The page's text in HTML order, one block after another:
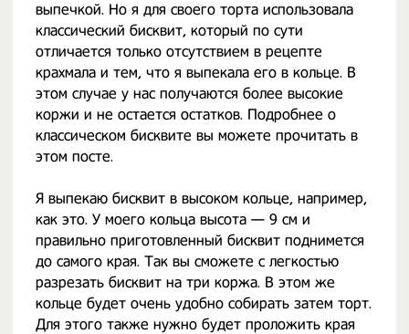
выпечкой. Но я для своего торта использовала
классический бисквит, который по сути
отличается только отсутствием в рецепте
крахмала и тем, что я выпекала его в кольце. В
этом случае у нас получаются более высокие
коржи и не остается остатков. Подробнее о
классическом бисквите вы можете прочитать в
этом посте.
Я выпекаю бисквит в высоком кольце, например,
как это. У моего кольца высота — 9 см и
правильно приготовленный бисквит поднимется
до самого края. Так вы сможете с легкостью
разрезать бисквит на три коржа. В этом же
кольце будет очень удобно собирать затем торт.
Для этого также нужно будет проложить края